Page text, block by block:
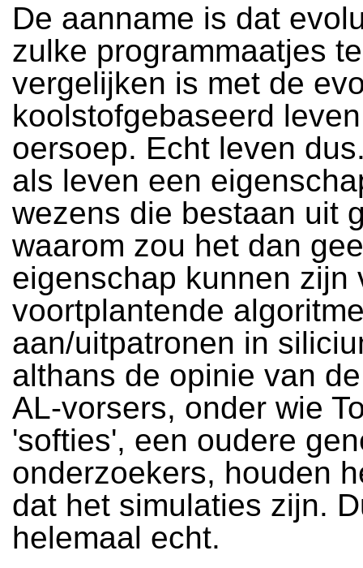
De aanname is dat
zulke programmaatjes te
vergelijken is met de
koolstofgebaseerd
oersoep. Echt leven
als leven een
wezens die bestaan uit
waarom zou het dan
eigenschap kunnen zijn
voortplantende
aan/uitpatronen in
althans de opinie van
AL-vorsers, onder wie
'softies', een oudere
onderzoekers, houden
dat het simulaties zijn.
helemaal echt.